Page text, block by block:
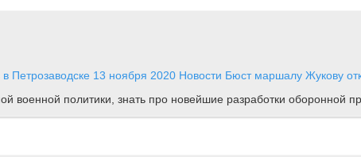
Петрозаводске 13 ноября 2020 Новости Бюст маршалу Жукову
военной политики, знать про новейшие разработки